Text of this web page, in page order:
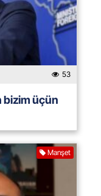
53
bizim üçün
Manşet